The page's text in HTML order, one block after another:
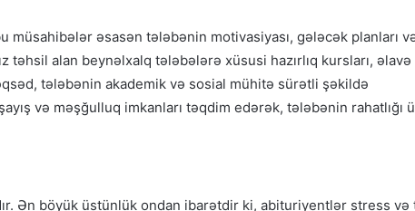
əsasən tələbənin motivasiyası, gələcək planları
təhsil alan beynəlxalq tələbələrə xüsusi hazırlıq kursları, əlavə
tələbənin akademik və sosial mühitə sürətli şəkildə
və məşğulluq imkanları təqdim edərək, tələbənin rahatlığı
Ən böyük üstünlük ondan ibarətdir ki, abituriyentlər stress və